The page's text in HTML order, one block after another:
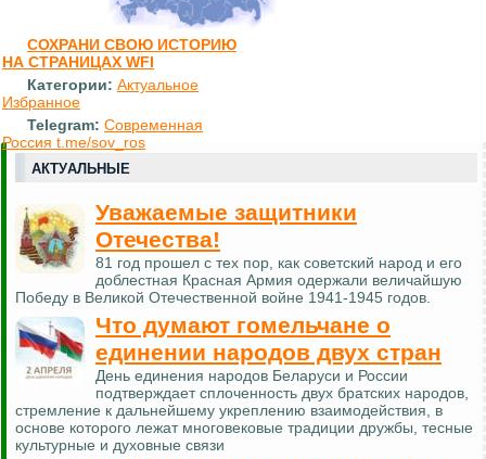
СОХРАНИ СВОЮ ИСТОРИЮ
НА СТРАНИЦАХ WFI
Категории: Актуальное
Избранное
Telegram: Современная
Россия t.me/sov_ros
АКТУАЛЬНЫЕ
Уважаемые защитники
Отечества!
81 год прошел с тех пор, как советский народ и его
доблестная Красная Армия одержали величайшую
Победу в Великой Отечественной войне 1941-1945 годов.
Что думают гомельчане о
единении народов двух стран
День единения народов Беларуси и России
подтверждает сплоченность двух братских народов,
стремление к дальнейшему укреплению взаимодействия, в
основе которого лежат многовековые традиции дружбы, тесные
культурные и духовные связи